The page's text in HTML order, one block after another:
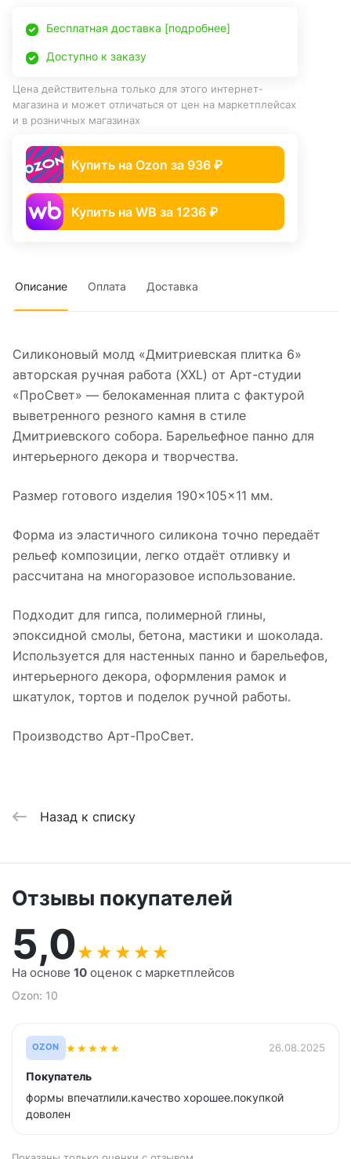
Бесплатная доставка [подробнее]
Доступно к заказу
Цена действительна только для этого интернет-
магазина и может отличаться от цен на маркетплейсах
и в розничных магазинах
Купить на Ozon за 936 ₽
Купить на WB за 1236 ₽
Описание Оплата Доставка
Силиконовый молд «Дмитриевская плитка 6»
авторская ручная работа (XXL) от Арт-студии
«ПроСвет» — белокаменная плита с фактурой
выветренного резного камня в стиле
Дмитриевского собора. Барельефное панно для
интерьерного декора и творчества.
Размер готового изделия 190×105×11 мм.
Форма из эластичного силикона точно передаёт
рельеф композиции, легко отдаёт отливку и
рассчитана на многоразовое использование.
Подходит для гипса, полимерной глины,
эпоксидной смолы, бетона, мастики и шоколада.
Используется для настенных панно и барельефов,
интерьерного декора, оформления рамок и
шкатулок, тортов и поделок ручной работы.
Производство Арт-ПроСвет.
Назад к списку
Отзывы покупателей
5,0★ ★ ★ ★ ★
На основе 10 оценок с маркетплейсов
Ozon: 10
OZON ★★★★★ 26.08.2025
Покупатель
формы впечатлили.качество хорошее.покупкой
доволен